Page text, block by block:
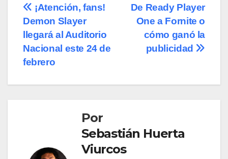
Navegación
de
entradas
De Ready Player
One a Fornite o
cómo ganó la
publicidad
¡Atención, fans!
Demon Slayer
llegará al Auditorio
Nacional este 24 de
febrero
Por
Sebastián Huerta
Viurcos